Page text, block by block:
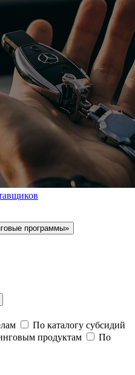
программы»
По каталогу субсидий
продуктам
По